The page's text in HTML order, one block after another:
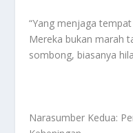
“Yang menjaga
Mereka bukan marah
sombong, biasanya
Narasumber Kedua: